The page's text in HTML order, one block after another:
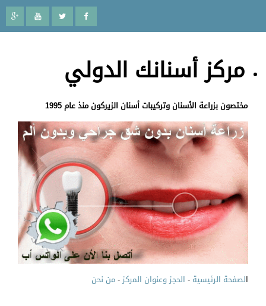
مركز أسنانك الدولي
مختصون بزراعة الأسنان وتركيبات أسنان الزيركون منذ عام 1995
لصفحة الرئيسية-الحجز وعنوان المركز-من نحن